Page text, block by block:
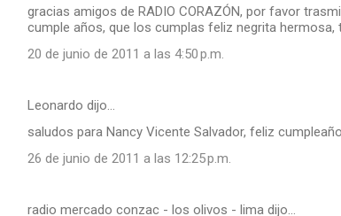
gracias amigos de RADIO CORAZÓN, por favor
cumple años, que los cumplas feliz negrita hermosa,
20 de junio de 2011 a las 4:50 p.m.
Leonardo dijo…
saludos para Nancy Vicente Salvador, feliz
26 de junio de 2011 a las 12:25 p.m.
radio mercado conzac - los olivos - lima dijo…